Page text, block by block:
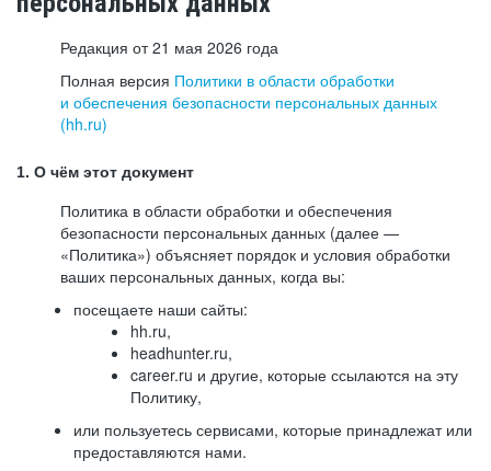
Редакция от 21 мая 2026 года
Полная версия Политики в области обработки
и обеспечения безопасности персональных данных
(hh.ru)
1. О чём этот документ
Политика в области обработки и обеспечения
безопасности персональных данных (далее —
«Политика») объясняет порядок и условия обработки
ваших персональных данных, когда вы:
посещаете наши сайты:
hh.ru,
headhunter.ru,
career.ru и другие, которые ссылаются на эту
Политику,
или пользуетесь сервисами, которые принадлежат или
предоставляются нами.